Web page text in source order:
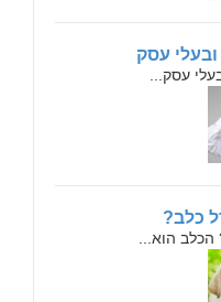
עסק
עסק...
כלב?
הוא...